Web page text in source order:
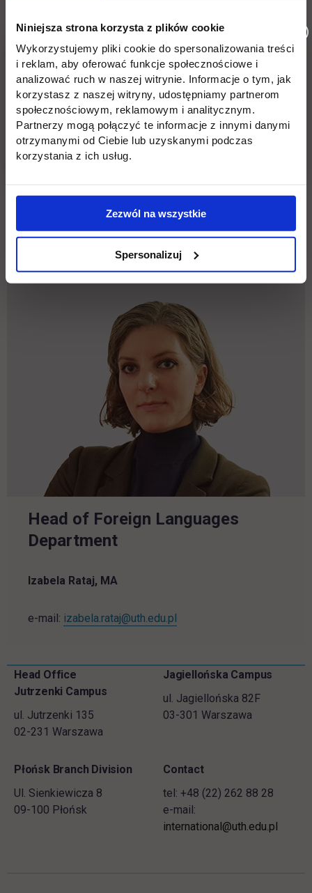
Niniejsza strona korzysta z plików cookie
Wykorzystujemy pliki cookie do spersonalizowania treści
i reklam, aby oferować funkcje społecznościowe i
analizować ruch w naszej witrynie. Informacje o tym, jak
korzystasz z naszej witryny, udostępniamy partnerom
społecznościowym, reklamowym i analitycznym.
Partnerzy mogą połączyć te informacje z innymi danymi
otrzymanymi od Ciebie lub uzyskanymi podczas
korzystania z ich usług.
Zezwól na wszystkie
Spersonalizuj
International Mobility Specialist
Aleksandra Tkacz-Sawicka, MA
e-mail:aleksandra.tkacz-sawicka@uth.edu.pllink opens in
Head of Foreign Languages
Department
Izabela Rataj, MA
e-mail: izabela.rataj@uth.edu.pl
Skip
footer
Footer information
Head Office
Jutrzenki Campus
ul. Jutrzenki 135
02-231 Warszawa
Jagiellońska Campus
ul. Jagiellońska 82F
03-301 Warszawa
Płońsk Branch Division
Ul. Sienkiewicza 8
09-100 Płońsk
Contact
tel: +48 (22) 262 88 28
e-mail:
international@uth.edu.pl